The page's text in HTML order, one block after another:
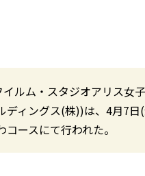
ルム・スタジオアリス女
ィングス(株))は、4月7日
ースにて行われた。